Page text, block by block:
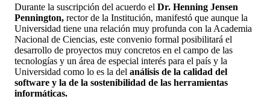
Durante la suscripción del acuerdo el Dr. Henning Jensen
Pennington, rector de la Institución, manifestó que aunque la
Universidad tiene una relación muy profunda con la Academia
Nacional de Ciencias, este convenio formal posibilitará el
desarrollo de proyectos muy concretos en el campo de las
tecnologías y un área de especial interés para el país y la
Universidad como lo es la del análisis de la calidad del
software y la de la sostenibilidad de las herramientas
informáticas.